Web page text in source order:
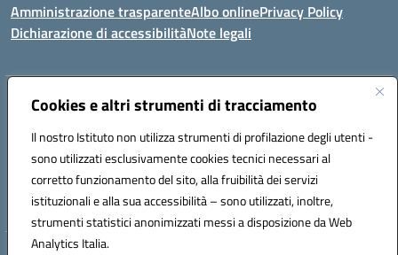
Cookies e altri strumenti di tracciamento
Il nostro Istituto non utilizza strumenti di profilazione degli utenti -
sono utilizzati esclusivamente cookies tecnici necessari al
corretto funzionamento del sito, alla fruibilità dei servizi
istituzionali e alla sua accessibilità – sono utilizzati, inoltre,
strumenti statistici anonimizzati messi a disposizione da Web
Analytics Italia.
Amministrazione trasparenteAlbo onlinePrivacy Policy
Dichiarazione di accessibilitàNote legali
Indirizzo:Via Tirso, 07011 Bono (SS)
Posta elettronica certificata (PEC):ssic820006@pec.istruzione.it
Codice fiscale: 81000530907
Codice meccanografico: SSIC820006